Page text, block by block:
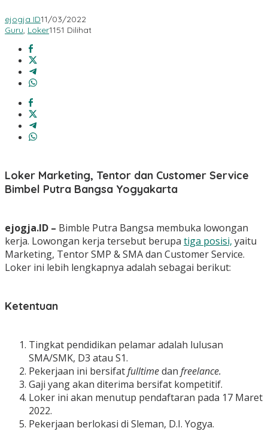
ejogja ID11/03/2022
Guru, Loker1151 Dilihat
Loker Marketing, Tentor dan Customer Service
Bimbel Putra Bangsa Yogyakarta
ejogja.ID – Bimble Putra Bangsa membuka lowongan
kerja. Lowongan kerja tersebut berupa tiga posisi, yaitu
Marketing, Tentor SMP & SMA dan Customer Service.
Loker ini lebih lengkapnya adalah sebagai berikut:
Ketentuan
Tingkat pendidikan pelamar adalah lulusan
SMA/SMK, D3 atau S1.
Pekerjaan ini bersifatfulltimedan freelance.
Gaji yang akan diterima bersifat kompetitif.
Loker ini akan menutup pendaftaran pada 17 Maret
2022.
Pekerjaan berlokasi di Sleman, D.I. Yogya.